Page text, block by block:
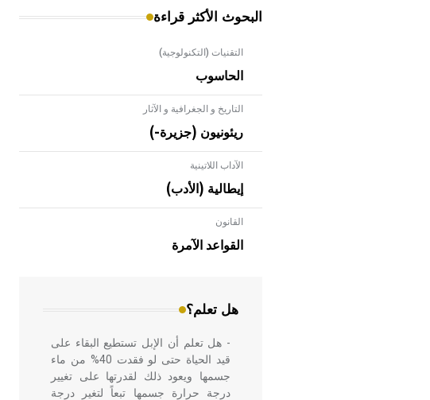
البحوث الأكثر قراءة
التقنيات (التكنولوجية)
الحاسوب
التاريخ و الجغرافية و الآثار
ريئونيون (جزيرة-)
الآداب اللاتينية
إيطالية (الأدب)
القانون
القواعد الآمرة
هل تعلم؟
- هل تعلم أن الأبلق نوع من الفنون
الهندسية التي ارتبطت بالعمارة الإسلامية
في بلاد الشام ومصر خاصة، حيث يحرص
- هل تعلم أن الإبل تستطيع البقاء على
قيد الحياة حتى لو فقدت 40% من ماء
جسمها ويعود ذلك لقدرتها على تغيير
درجة حرارة جسمها تبعاً لتغير درجة